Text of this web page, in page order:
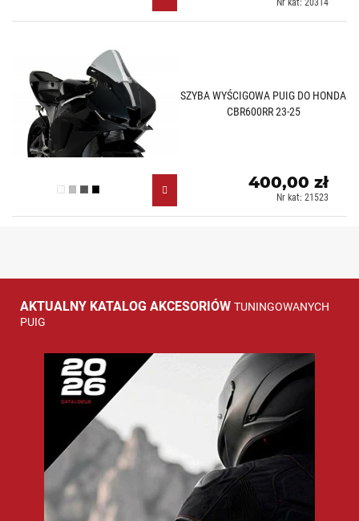
Nr kat: 20314
SZYBA WYŚCIGOWA PUIG DO HONDA
CBR600RR 23-25
Przezroczysty (W)
Lekko przyciemniany (H)
Mocno przyciemniany (F)
Czarny (N)
400,00 zł
Nr kat: 21523
AKTUALNY KATALOG AKCESORIÓW TUNINGOWANYCH
PUIG